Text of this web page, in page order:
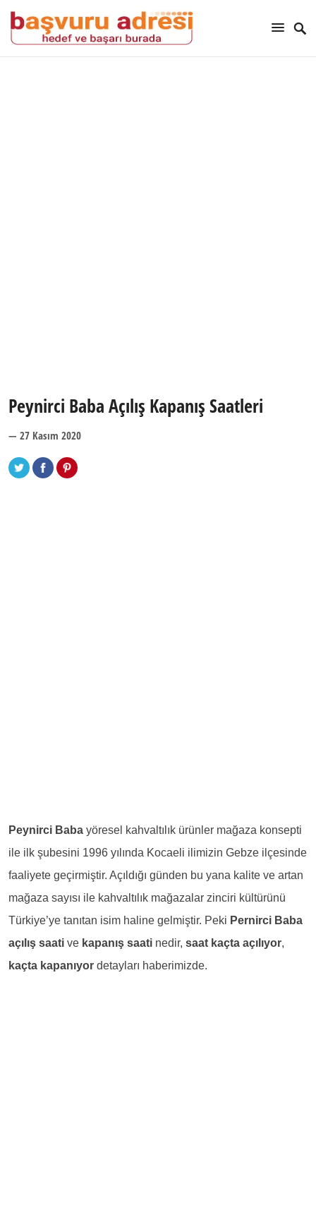
Peynirci Baba Açılış Kapanış Saatleri
— 27 Kasım 2020
Peynirci Baba yöresel kahvaltılık ürünler mağaza konsepti
ile ilk şubesini 1996 yılında Kocaeli ilimizin Gebze ilçesinde
faaliyete geçirmiştir. Açıldığı günden bu yana kalite ve artan
mağaza sayısı ile kahvaltılık mağazalar zinciri kültürünü
Türkiye’ye tanıtan isim haline gelmiştir. Peki Pernirci Baba
açılış saati ve kapanış saati nedir, saat kaçta açılıyor,
kaçta kapanıyor detayları haberimizde.